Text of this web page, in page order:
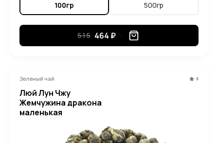
100гр 500гр
515 464 ₽
Зеленый чай 5
Люй Лун Чжу
Жемчужина дракона
маленькая